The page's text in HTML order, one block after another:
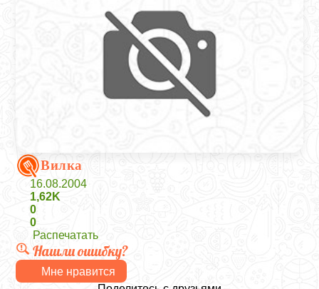
Вилка
16.08.2004
1,62K
0
0
Распечатать
Нашли ошибку?
Мне нравится